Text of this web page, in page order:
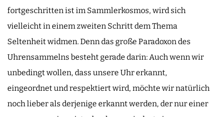
fortgeschritten ist im Sammlerkosmos, wird sich
vielleicht in einem zweiten Schritt dem Thema
Seltenheit widmen. Denn das große Paradoxon des
Uhrensammelns besteht gerade darin: Auch wenn wir
unbedingt wollen, dass unsere Uhr erkannt,
eingeordnet und respektiert wird, möchte wir natürlich
noch lieber als derjenige erkannt werden, der nur einer